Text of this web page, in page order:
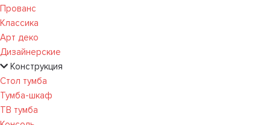
Прованс
Классика
Арт деко
Дизайнерские
Конструкция
Стол тумба
Тумба-шкаф
ТВ тумба